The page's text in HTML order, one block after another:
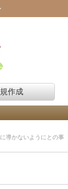
作成
導かないようにとの事